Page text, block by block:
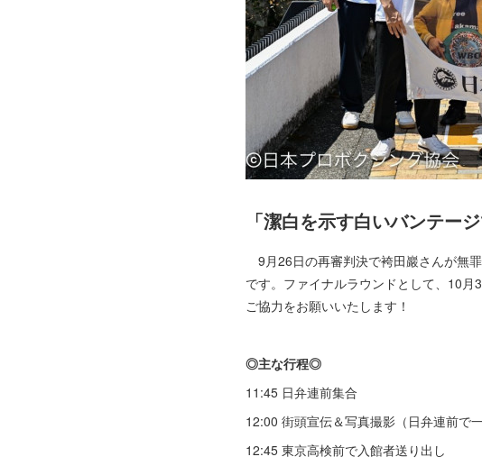
「潔白を示す白いバンテー
9月26日の再審判決で袴田巖さんが無
です。ファイナルラウンドとして、10
ご協力をお願いいたします！
◎主な行程◎
11:45 日弁連前集合
12:00 街頭宣伝＆写真撮影（日弁連前で
12:45 東京高検前で入館者送り出し